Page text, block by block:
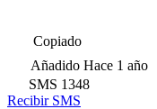
Copiado
Añadido Hace 1 año
SMS 1348
Recibir SMS